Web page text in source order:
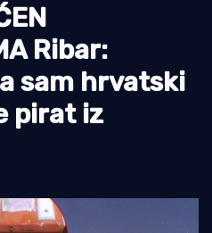
Ribar:
sam hrvatski
pirat iz